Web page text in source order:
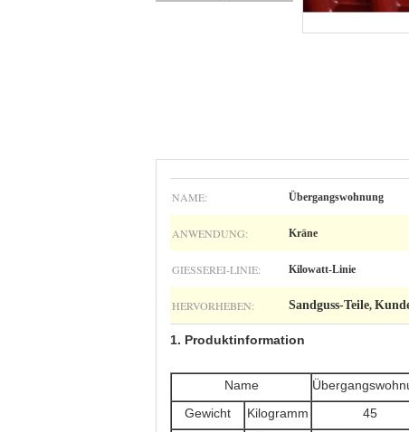
NAME: Übergangswohnung
ANWENDUNG: Kräne
GIESSEREI-LINIE: Kilowatt-Linie
HERVORHEBEN: Sandguss-Teile,
1. Produktinformation
Name
Gewicht
Kilogramm 45